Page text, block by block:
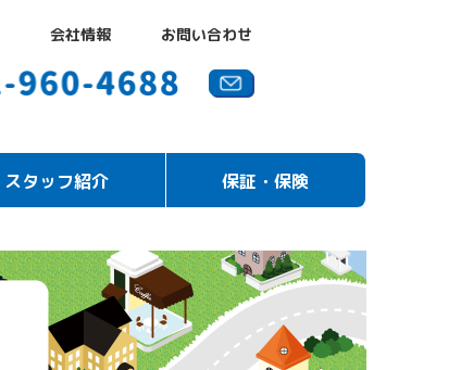
会社情報 お問い合わせ
スタッフ紹介 保証・保険